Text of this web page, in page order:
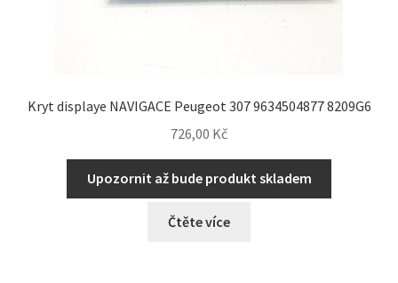
Kryt displaye NAVIGACE Peugeot 307 9634504877 8209G6
726,00 Kč
Upozornit až bude produkt skladem
Čtěte více